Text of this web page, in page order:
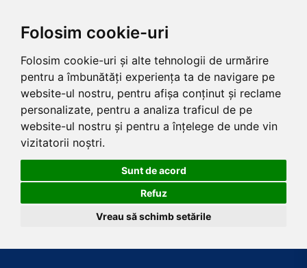
Folosim cookie-uri
Folosim cookie-uri și alte tehnologii de urmărire
pentru a îmbunătăți experiența ta de navigare pe
website-ul nostru, pentru afișa conținut și reclame
personalizate, pentru a analiza traficul de pe
website-ul nostru și pentru a înțelege de unde vin
vizitatorii noștri.
Sunt de acord
Refuz
Vreau să schimb setările